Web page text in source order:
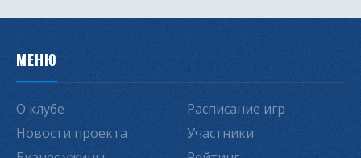
МЕНЮ
О клубе
Новости проекта
Расписание игр
Участники